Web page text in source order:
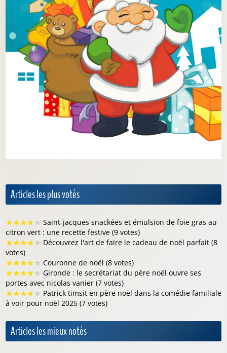
Articles les plus votés
★★★★★ Saint-jacques snackées et émulsion de foie gras au
citron vert : une recette festive (9 votes)
★★★★★ Découvrez l'art de faire le cadeau de noël parfait (8
votes)
★★★★★ Couronne de noël (8 votes)
★★★★★ Gironde : le secrétariat du père noël ouvre ses
portes avec nicolas vanier (7 votes)
★★★★★ Patrick timsit en père noël dans la comédie familiale
à voir pour noël 2025 (7 votes)
Articles les mieux notés